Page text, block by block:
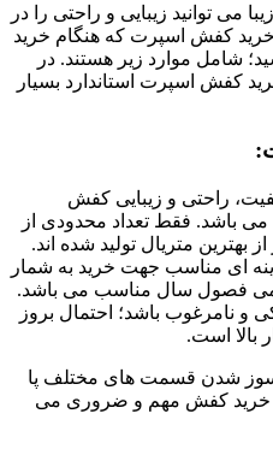
می توانید زیبایی و راحتی را در
خرید کفش اسپرت که هنگام خرید
شامل موارد زیر هستند. در
کفش اسپرت استاندارد بسیار
راحتی و زیبایی کفش
باشد. فقط تعداد محدودی از
متریال تولید شده اند.
ای مناسب جهت خرید به شمار
فصول سال مناسب می باشد‌.
نامرغوب باشد؛ احتمال بروز
بالا است.
شدن قسمت های مختلف پا
خرید کفش مهم و ضروری می